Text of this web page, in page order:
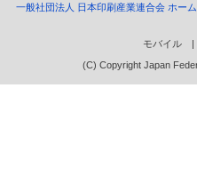
一般社団法人 日本印刷産業連合会 ホー
モバイル
(C) Copyright Japan